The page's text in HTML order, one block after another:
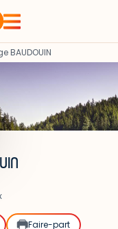
BAUDOUIN
Faire-part